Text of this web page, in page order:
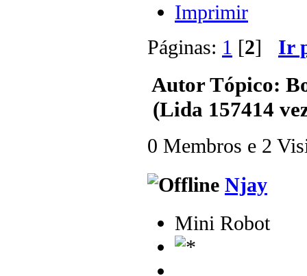
Imprimir
Páginas: 1 [2] Ir
AutorTópico:
(Lida 157414
0 Membros e 2
Njay
Mini Robot